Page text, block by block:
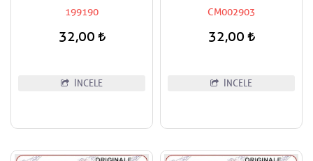
199190
32,00
İNCELE
CM002903
32,00
İNCELE